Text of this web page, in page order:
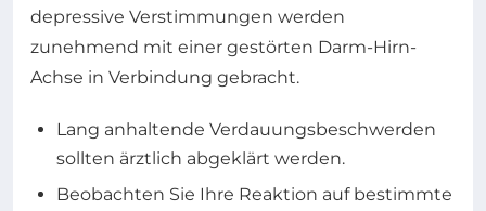
depressive Verstimmungen werden
zunehmend mit einer gestörten Darm-Hirn-
Achse in Verbindung gebracht.
Lang anhaltende Verdauungsbeschwerden
sollten ärztlich abgeklärt werden.
Beobachten Sie Ihre Reaktion auf bestimmte